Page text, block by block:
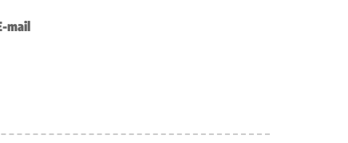
mail